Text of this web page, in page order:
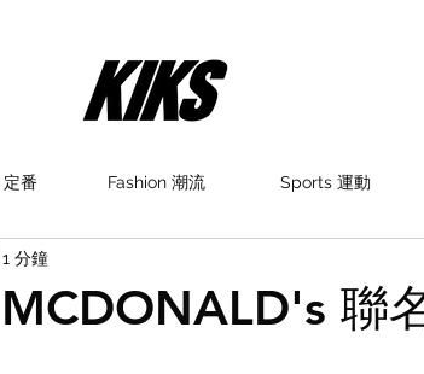
番 Fashion 潮流 Sports 運動
聯
分鐘